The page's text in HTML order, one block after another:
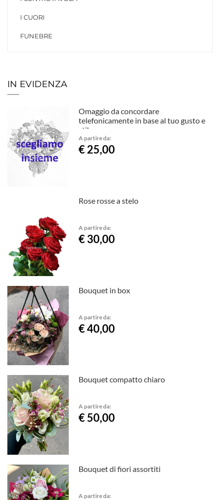
I CUORI
FUNEBRE
IN EVIDENZA
Omaggio da concordare
telefonicamente in base al tuo gusto e
stile.
A partire da:
€ 25,00
Rose rosse a stelo
A partire da:
€ 30,00
Bouquet in box
A partire da:
€ 40,00
Bouquet compatto chiaro
A partire da:
€ 50,00
Bouquet di fiori assortiti
A partire da: